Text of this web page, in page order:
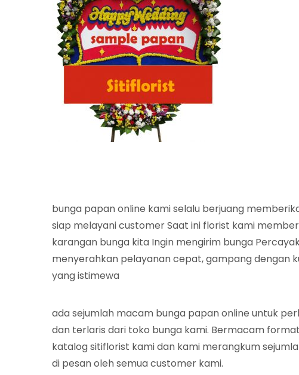
bunga papan online kami selalu berjuang
siap melayani customer Saat ini florist kami
karangan bunga kita Ingin mengirim bunga
menyerahkan pelayanan cepat, gampang dengan
yang istimewa
ada sejumlah macam bunga papan online untuk
dan terlaris dari toko bunga kami. Bermacam
katalog sitiflorist kami dan kami merangkum
di pesan oleh semua customer kami.